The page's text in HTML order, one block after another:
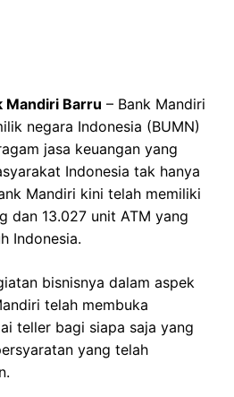
Mandiri Barru – Bank Mandiri
negara Indonesia (BUMN)
jasa keuangan yang
Indonesia tak hanya
Mandiri kini telah memiliki
dan 13.027 unit ATM yang
Indonesia.
bisnisnya dalam aspek
telah membuka
teller bagi siapa saja yang
yang telah